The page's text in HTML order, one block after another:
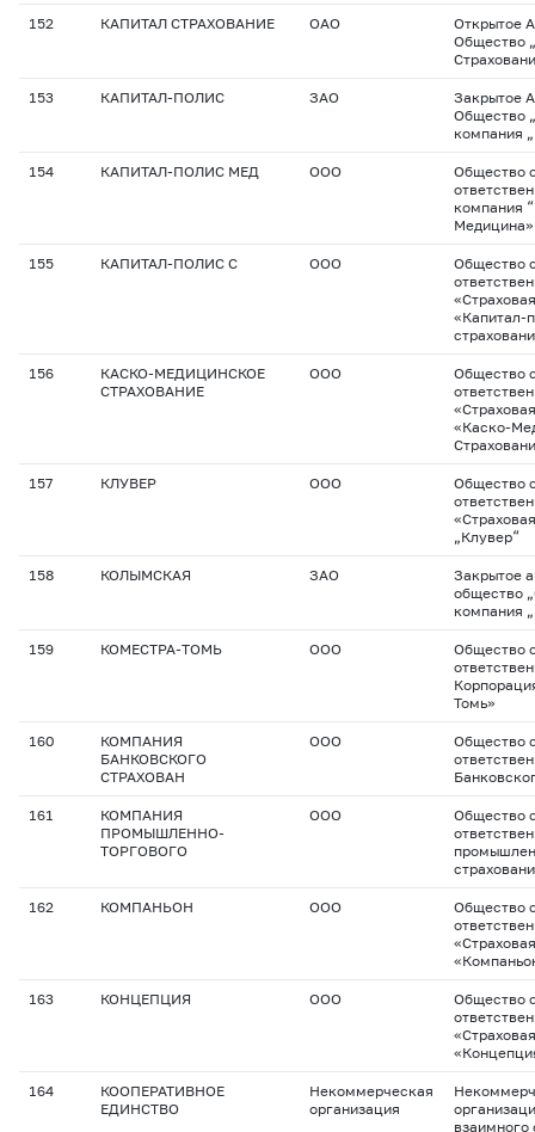
152 КАПИТАЛ СТРАХОВАНИЕ ОАО
Открытое
Общество
153 КАПИТАЛ-ПОЛИС ЗАО
Закрытое
Общество
компания
154 КАПИТАЛ-ПОЛИС МЕД ООО
Общество
компания
Медицина»
155 КАПИТАЛ-ПОЛИС С ООО
Общество
«Капитал-
156
КАСКО-МЕДИЦИНСКОЕ
СТРАХОВАНИЕ
ООО
Общество
«Каско-
157 КЛУВЕР ООО
Общество
„Клувер“
158 КОЛЫМСКАЯ ЗАО
Закрытое
общество
компания
159 КОМЕСТРА-ТОМЬ ООО
Общество
Томь»
160
КОМПАНИЯ
БАНКОВСКОГО
СТРАХОВАН
ООО
Общество
161
КОМПАНИЯ
ПРОМЫШЛЕННО-
ТОРГОВОГО
ООО
Общество
162 КОМПАНЬОН ООО
Общество
163 КОНЦЕПЦИЯ ООО
Общество
164
КООПЕРАТИВНОЕ
ЕДИНСТВО
Некоммерческая
организация
взаимного